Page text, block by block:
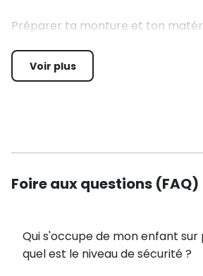
Préparer ta monture et ton
Apprendre à conduire ta monture
🐴
Hippologie, soins et balades en
Jeux équestres au centre équestre
Cani-rando (1 séance) 🐕
Voir plus
Foire aux questions (FAQ)
Qui s'occupe de mon enfant sur
quel est le niveau de sécurité ?